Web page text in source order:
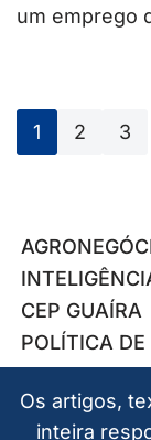
um emprego
1 2 3
CEP GUAÍRA
POLÍTICA DE
Os artigos,
inteira